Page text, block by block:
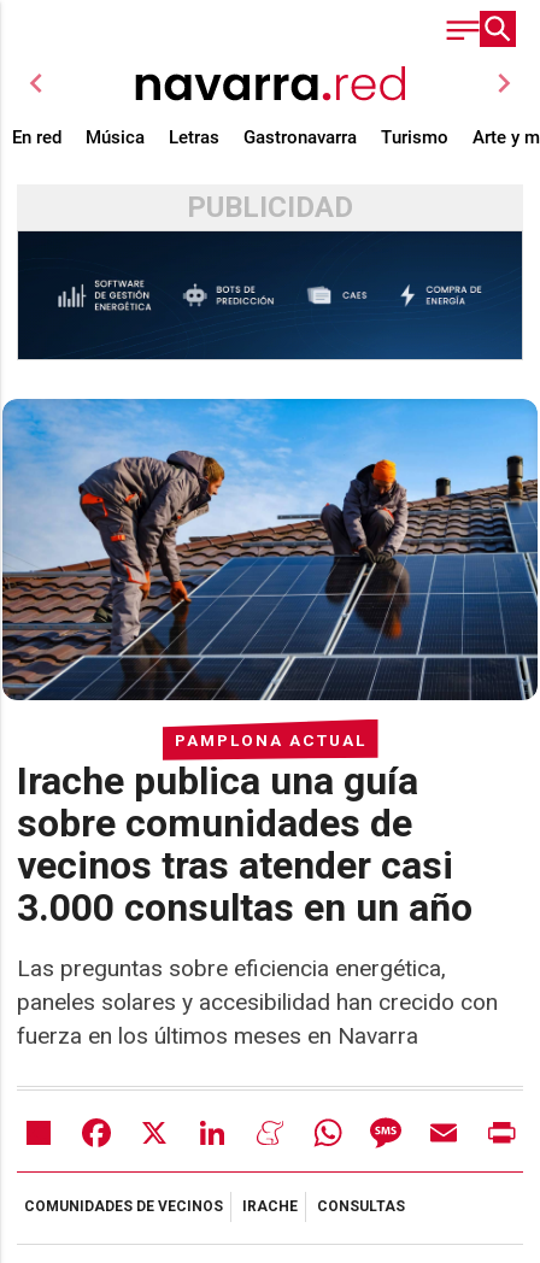
chevron_left chevron_right
En red Música Letras Gastronavarra Turismo Arte y
PUBLICIDAD
PAMPLONA ACTUAL
Irache publica una guía
sobre comunidades de
vecinos tras atender casi
3.000 consultas en un año
Las preguntas sobre eficiencia energética,
paneles solares y accesibilidad han crecido con
fuerza en los últimos meses en Navarra
Share Facebook LinkedIn MeneameWhatsAppMessageEmail
COMUNIDADES DE VECINOS IRACHE CONSULTAS